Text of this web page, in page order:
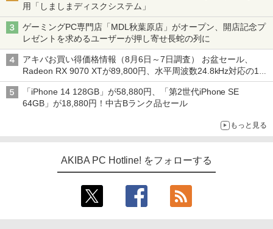
用「しましまディスクシステム」
ゲーミングPC専門店「MDL秋葉原店」がオープン、開店記念プ
レゼントを求めるユーザーが押し寄せ長蛇の列に
アキバお買い得価格情報（8月6日～7日調査） お盆セール、
Radeon RX 9070 XTが89,800円、水平周波数24.8kHz対応の17
型モニターが9,801円、暑さ指数連動セール ほか
「iPhone 14 128GB」が58,880円、「第2世代iPhone SE
64GB」が18,880円！中古Bランク品セール
もっと見る
AKIBA PC Hotline! をフォローする